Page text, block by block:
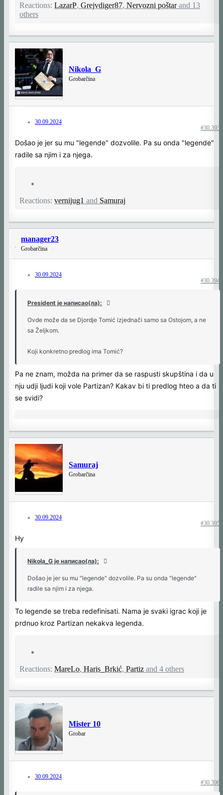
Reactions: LazarP, Grejvdiger87, Nervozni poštarand 13
others
Nikola_G
Grobarčina
30.09.2024
#30.393
Došao je jer su mu "legende" dozvolile. Pa su onda "legende"
radile sa njim i za njega.
Reactions: vernijug1 and Samuraj
manager23
Grobarčina
30.09.2024
#30.394
President је написао(ла):
Ovde može da se Djordje Tomić izjednači samo sa Ostojom, a ne
sa Željkom.
Koji konkretno predlog ima Tomić?
Pa ne znam, možda na primer da se raspusti skupština i da u
nju udji ljudi koji vole Partizan? Kakav bi ti predlog hteo a da ti
se svidi?
Samuraj
Grobarčina
30.09.2024
#30.395
Hy
Nikola_G је написао(ла):
Došao je jer su mu "legende" dozvolile. Pa su onda "legende"
radile sa njim i za njega.
To legende se treba redefinisati. Nama je svaki igrac koji je
prdnuo kroz Partizan nekakva legenda.
Reactions: MareLo, Haris_Brkić, Partiz and 4 others
Mister 10
Grobar
30.09.2024
#30.396